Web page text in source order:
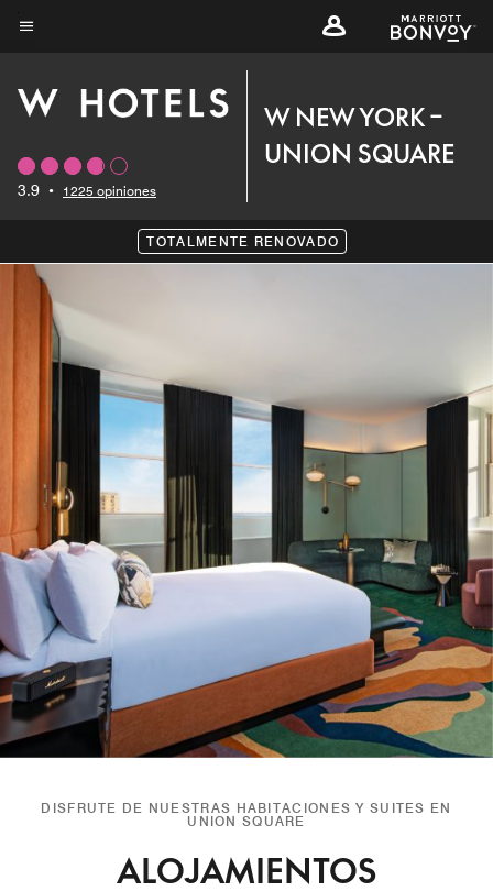
Skip
content
3.9 • 1225 opiniones
W NEW YORK –
UNION SQUARE
TOTALMENTE RENOVADO
DISFRUTE DE NUESTRAS HABITACIONES Y SUITES EN
UNION SQUARE
ALOJAMIENTOS